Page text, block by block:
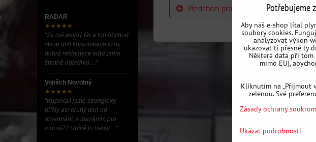
Předchozí produkt
RADAR
★★★★★
"Za mě jediný fér a top obchod
skrze drift komunikace vždy
dobrá reklamace když jsem
špatně objednal ..."
Vojtěch Novotný
★★★★★
"Kupovali jsme stronglexy,
přišly asi druhý den od
objednání, s mazáním pro
montáž? Určitě to nebyl ..."
Potřebujeme
Aby náš e-shop lítal
soubory cookies.
analyzovat výkon
ukazovat ti přesně ty
Některá data při
mimo EU),
Kliknutím na „Přijmout
zelenou. Své
Zásady ochrany
Ukázat podrobnosti